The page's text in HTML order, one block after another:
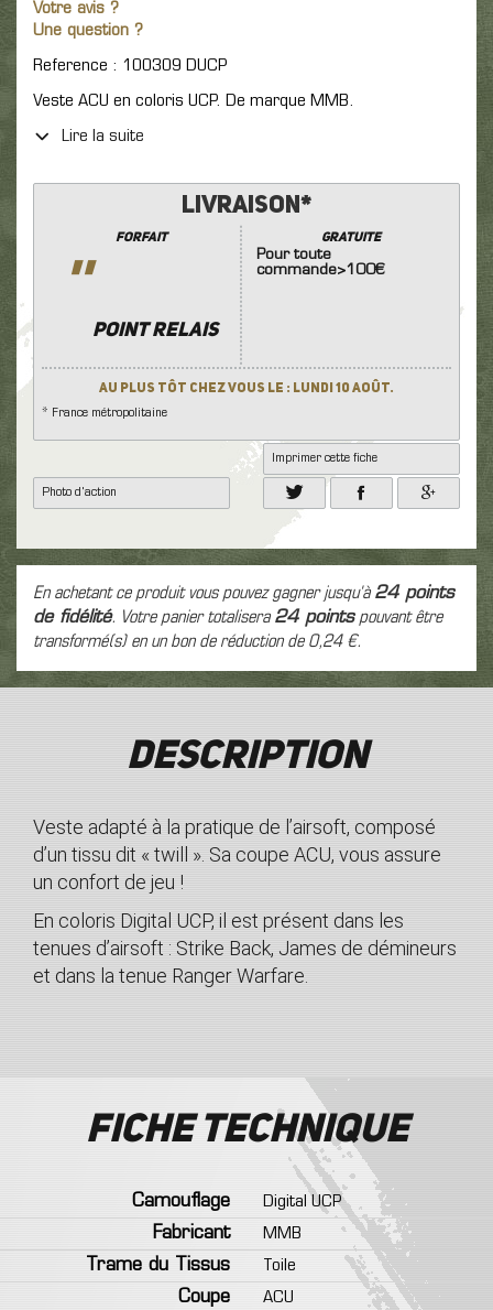
Votre avis ?
Une question ?
Reference : 100309 DUCP
Veste ACU en coloris UCP. De marque MMB.
Lire la suite
Livraison*
Forfait
''
POINT RELAIS
GRATUITE
Pour toute
commande>100€
Au plus tôt chez vous le : Lundi 10 Août.
* France métropolitaine
Imprimer cette fiche
Photo d'action
En achetant ce produit vous pouvez gagner jusqu'à24points
de fidélité. Votre panier totalisera24pointspouvant être
transformé(s) en un bon de réduction de 0,24 €.
Description
Veste adapté à la pratique de l’airsoft, composé
d’un tissu dit « twill ». Sa coupe ACU, vous assure
un confort de jeu !
En coloris Digital UCP, il est présent dans les
tenues d’airsoft : Strike Back, James de démineurs
et dans la tenue Ranger Warfare.
Fiche technique
Camouflage
Digital UCP
Fabricant
MMB
Trame du Tissus
Toile
Coupe
ACU